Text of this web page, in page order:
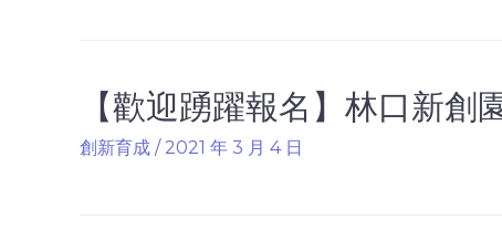
【歡迎踴躍報名】林口新創
創新育成 / 2021 年 3 月 4 日